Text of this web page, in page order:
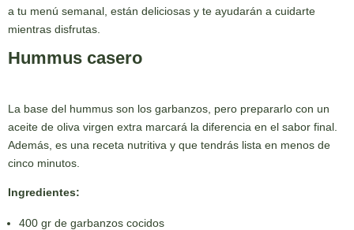
a tu menú semanal, están deliciosas y te ayudarán a cuidarte
mientras disfrutas.
Hummus casero
La base del hummus son los garbanzos, pero prepararlo con un
aceite de oliva virgen extra marcará la diferencia en el sabor final.
Además, es una receta nutritiva y que tendrás lista en menos de
cinco minutos.
Ingredientes:
400 gr de garbanzos cocidos